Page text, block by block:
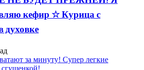
кефир ☆ Курица с
духовке